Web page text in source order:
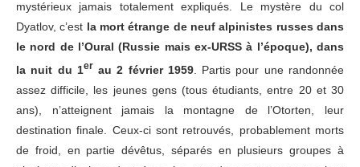
mystérieux jamais totalement expliqués. Le mystère du col
Dyatlov, c’est la mort étrange de neuf alpinistes russes dans
le nord de l’Oural (Russie mais ex-URSS à l’époque), dans
la nuit du 1er au 2 février 1959. Partis pour une randonnée
assez difficile, les jeunes gens (tous étudiants, entre 20 et 30
ans), n’atteignent jamais la montagne de l’Otorten, leur
destination finale. Ceux-ci sont retrouvés, probablement morts
de froid, en partie dévêtus, séparés en plusieurs groupes à